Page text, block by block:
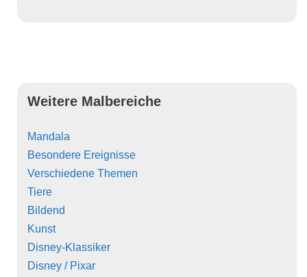
Weitere Malbereiche
Mandala
Besondere Ereignisse
Verschiedene Themen
Tiere
Bildend
Kunst
Disney-Klassiker
Disney / Pixar